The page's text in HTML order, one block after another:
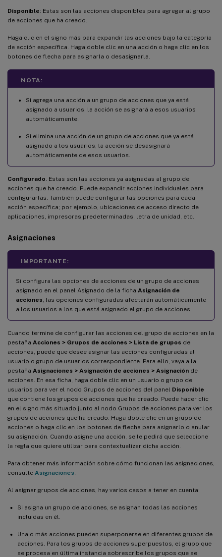
Disponible: Estas son las acciones disponibles para agregar al grupo
de acciones que ha creado.
Haga clic en el signo más para expandir las acciones bajo la categoría
de acción específica. Haga doble clic en una acción o haga clic en los
botones de flecha para asignarla o desasignarla.
NOTA:
Si agrega una acción a un grupo de acciones que ya está
asignado a usuarios, la acción se asignará a esos usuarios
automáticamente.
Si elimina una acción de un grupo de acciones que ya está
asignado a los usuarios, la acción se desasignará
automáticamente de esos usuarios.
Configurado . Estas son las acciones ya asignadas al grupo de
acciones que ha creado. Puede expandir acciones individuales para
configurarlas. También puede configurar las opciones para cada
acción específica; por ejemplo, ubicaciones de acceso directo de
aplicaciones, impresoras predeterminadas, letra de unidad, etc.
Asignaciones
IMPORTANTE:
Si configura las opciones de acciones de un grupo de acciones
asignado en el panel Asignado de la ficha Asignación de
acciones , las opciones configuradas afectarán automáticamente
a los usuarios a los que está asignado el grupo de acciones.
Cuando termine de configurar las acciones del grupo de acciones en la
pestaña Acciones > Grupos de acciones > Lista de grupos de
acciones, puede que desee asignar las acciones configuradas al
usuario o grupo de usuarios correspondiente. Para ello, vaya a la
pestaña Asignaciones > Asignación de acciones > Asignación de
acciones. En esa ficha, haga doble clic en un usuario o grupo de
usuarios para ver el nodo Grupos de acciones del panel Disponible
que contiene los grupos de acciones que ha creado. Puede hacer clic
en el signo más situado junto al nodo Grupos de acciones para ver los
grupos de acciones que ha creado. Haga doble clic en un grupo de
acciones o haga clic en los botones de flecha para asignarlo o anular
su asignación. Cuando asigne una acción, se le pedirá que seleccione
la regla que quiere utilizar para contextualizar dicha acción.
Para obtener más información sobre cómo funcionan las asignaciones,
consulte Asignaciones
Al asignar grupos de acciones, hay varios casos a tener en cuenta:
Si asigna un grupo de acciones, se asignan todas las acciones
incluidas en él.
Una o más acciones pueden superponerse en diferentes grupos de
acciones. Para los grupos de acciones superpuestos, el grupo que
se procesa en última instancia sobrescribe los grupos que se